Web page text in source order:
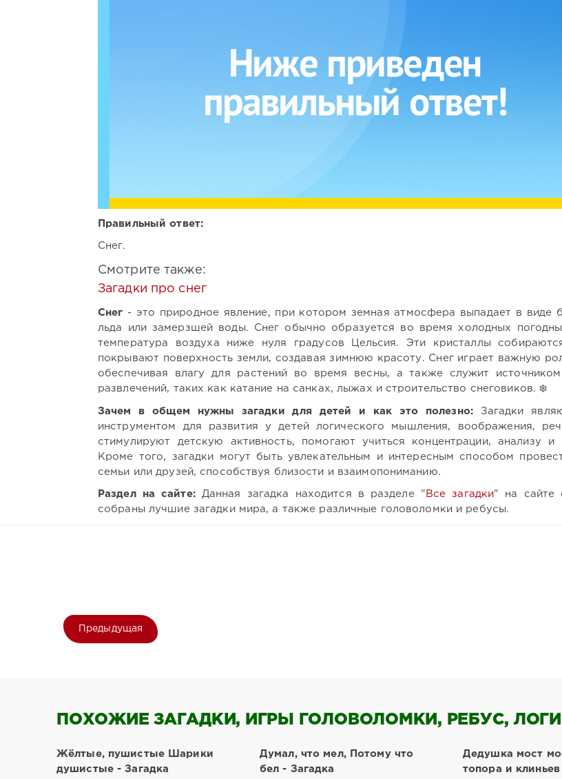
Правильный ответ:
Снег.
Смотрите также:
Загадки про снег
Снег - это природное явление, при котором земная атмосфера выпадает в виде
льда или замерзшей воды. Снег обычно образуется во время холодных
температура воздуха ниже нуля градусов Цельсия. Эти кристаллы
покрывают поверхность земли, создавая зимнюю красоту. Снег играет важную
обеспечивая влагу для растений во время весны, а также служит
развлечений, таких как катание на санках, лыжах и строительство снеговиков. ❄️
Зачем в общем нужны загадки для детей и как это полезно:Загадки
инструментом для развития у детей логического мышления, воображения,
стимулируют детскую активность, помогают учиться концентрации, анализу и
Кроме того, загадки могут быть увлекательным и интересным способом
семьи или друзей, способствуя близости и взаимопониманию.
Раздел на сайте:Данная загадка находится в разделе " Все загадки" на сайте
собраны лучшие загадки мира, а также различные головоломки и ребусы.
Предыдущая
ПОХОЖИЕ ЗАГАДКИ, ИГРЫ ГОЛОВОЛОМКИ, РЕБУС,
Жёлтые, пушистые Шарики
душистые - Загадка
Думал, что мел, Потому что
бел - Загадка
Дедушка мост
топора и клиньев